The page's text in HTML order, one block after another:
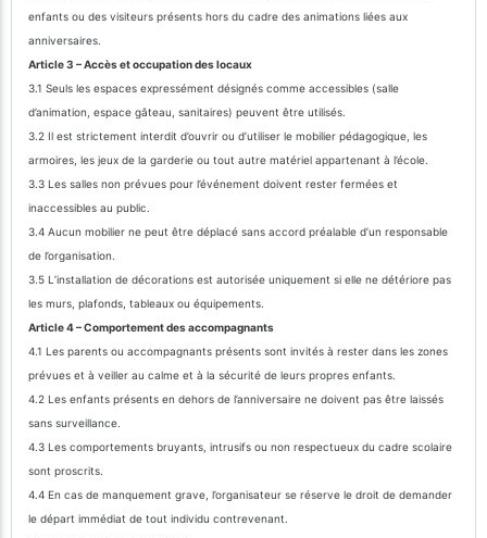
enfants ou des visiteurs présents hors du cadre des animations liées aux
anniversaires.
Article 3 – Accès et occupation des locaux
3.1 Seuls les espaces expressément désignés comme accessibles (salle
d’animation, espace gâteau, sanitaires) peuvent être utilisés.
3.2 Il est strictement interdit d’ouvrir ou d’utiliser le mobilier pédagogique, les
armoires, les jeux de la garderie ou tout autre matériel appartenant à l’école.
3.3 Les salles non prévues pour l’événement doivent rester fermées et
inaccessibles au public.
3.4 Aucun mobilier ne peut être déplacé sans accord préalable d’un responsable
de l’organisation.
3.5 L’installation de décorations est autorisée uniquement si elle ne détériore pas
les murs, plafonds, tableaux ou équipements.
Article 4 – Comportement des accompagnants
4.1 Les parents ou accompagnants présents sont invités à rester dans les zones
prévues et à veiller au calme et à la sécurité de leurs propres enfants.
4.2 Les enfants présents en dehors de l’anniversaire ne doivent pas être laissés
sans surveillance.
4.3 Les comportements bruyants, intrusifs ou non respectueux du cadre scolaire
sont proscrits.
4.4 En cas de manquement grave, l’organisateur se réserve le droit de demander
le départ immédiat de tout individu contrevenant.